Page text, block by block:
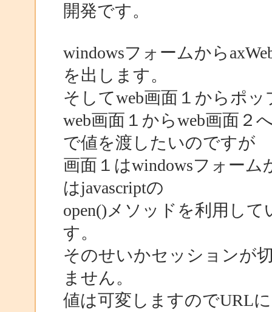
開発です。
windowsフォームから
を出します。
そしてweb画面１からポ
web画面１からweb画面２
で値を渡したいのですが
画面１はwindowsフォー
はjavascriptの
open()メソッドを利用し
す。
そのせいかセッションが
ません。
値は可変しますのでURL